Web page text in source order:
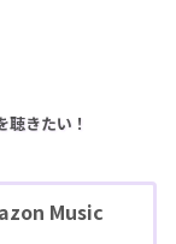
きたい！
Music